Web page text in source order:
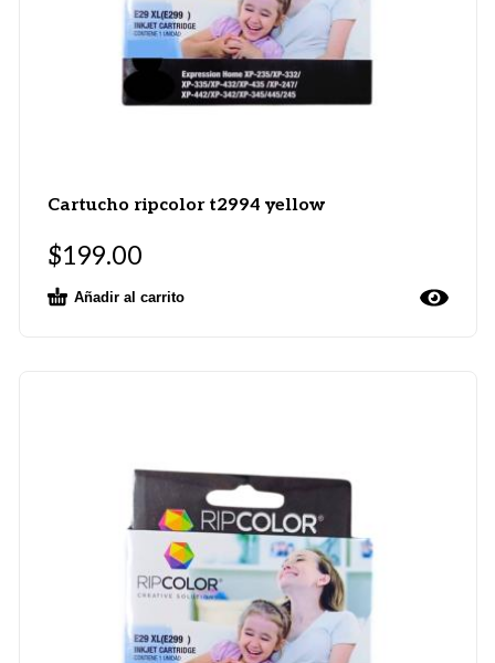
Cartucho ripcolor t2994 yellow
$199.00
Añadir al carrito